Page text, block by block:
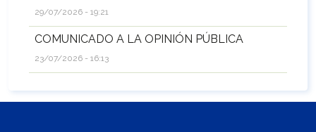
29/07/2026 - 19:21
COMUNICADO A LA OPINIÓN PÚBLICA
23/07/2026 - 16:13